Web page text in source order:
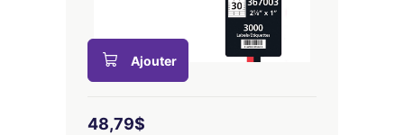
Ajouter
48,79$